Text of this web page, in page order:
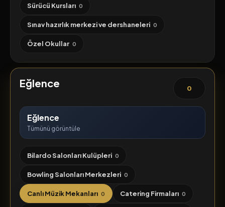
Sürücü Kursları 0
Sınav hazırlık merkezi ve dershaneleri 0
Özel Okullar 0
Eğlence 0
Eğlence
Tümünü görüntüle
Bilardo Salonları Kulüpleri 0
Bowling Salonları Merkezleri 0
Canlı Müzik Mekanları 0 Catering Firmaları 0